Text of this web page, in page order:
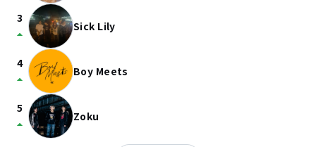
3
arrow_drop_up Sick Lily
4
arrow_drop_up Boy Meets
5
arrow_drop_up Zoku